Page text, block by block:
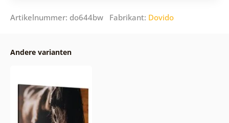
Artikelnummer: do644bw Fabrikant: Dovido
Andere varianten